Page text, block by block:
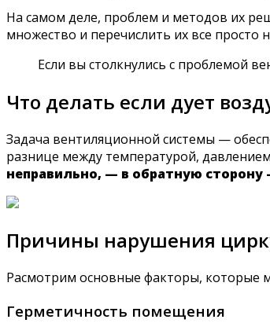
На самом деле, проблем и методов их
множество и перечислить их все просто
Если вы столкнулись с проблемой
Что делать если дует
Задача вентиляционной системы —
разнице между температурой,
неправильно, — в обратную
Причины нарушения
Расмотрим основные факторы, которые
Герметичность помещения